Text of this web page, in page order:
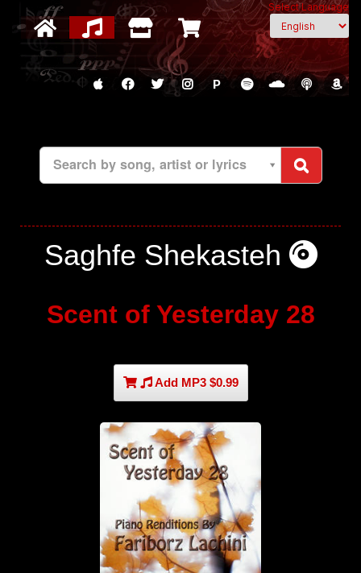
Select Language
P
Search by song, artist or lyrics
Saghfe Shekasteh
Scent of Yesterday 28
Add MP3 $0.99